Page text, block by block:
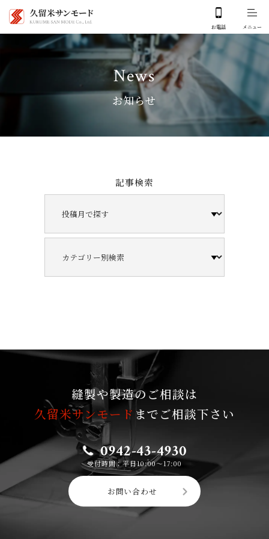
News
お知らせ
記事検索
縫製や製造のご相談は
久留米サンモード までご相談下さい
0942-43-4930
受付時間：平日10:00〜17:00
お問い合わせ